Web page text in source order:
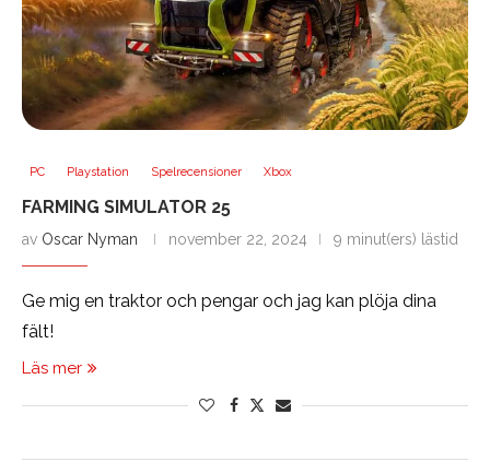
PC Playstation Spelrecensioner Xbox
FARMING SIMULATOR 25
av Oscar Nyman november 22, 2024 9 minut(ers) lästid
Ge mig en traktor och pengar och jag kan plöja dina
fält!
Läs mer